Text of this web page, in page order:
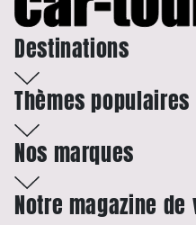
Destinations
Thèmes populaires
Nos marques
Notre magazine de